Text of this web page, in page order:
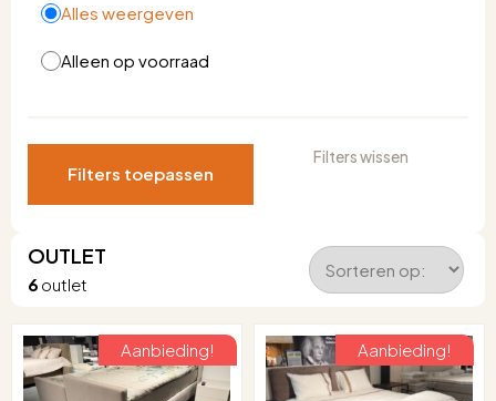
Alles weergeven
Alleen op voorraad
Filters toepassen
Filters wissen
OUTLET
6 outlet
Aanbieding! Aanbieding!